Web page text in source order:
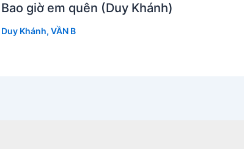
Bao giờ em quên (Duy Khánh)
Duy Khánh, VẦN B